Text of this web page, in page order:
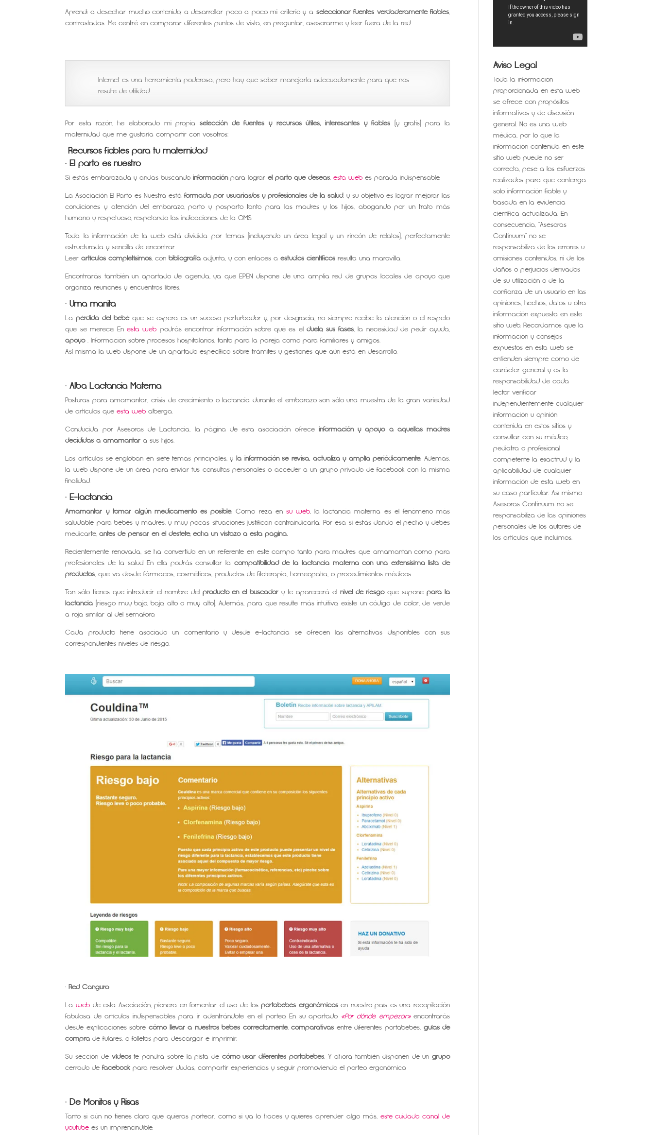
Aprendí a desechar mucho contenido, a desarrollar poco a poco mi criterio y a seleccionar fuentes verdaderamente fiables,
contrastadas. Me centré en comparar diferentes puntos de vista, en preguntar, asesorarme y leer fuera de la red.
Internet es una herramienta poderosa, pero hay que saber manejarla adecuadamente para que nos
resulte de utilidad.
Por esta razón, he elaborado mi propiaselección de fuentes y recursos útiles, interesantes y fiables (y gratis) para la
maternidad que me gustaría compartir con vosotros:
Recursos fiables para tu maternidad
· El parto es nuestro
Si estás embarazada y andas buscandoinformaciónpara lograrel parto que deseas,esta web es parada indispensable.
La Asociación El Parto es Nuestro, está formada por usuarias/os y profesionales de la salud, y su objetivo es lograr mejorar las
condiciones y atención del embarazo, parto y posparto tanto para las madres y los hijos, abogando por un trato más
humano y respetuoso, respetando las indicaciones de la OMS.
Toda la información de la web está dividida por temas (incluyendo un área legal y un rincón de relatos), perfectamente
estructurada y sencilla de encontrar.
Leerartículos completísimos, con bibliografía adjunta, y con enlaces aestudios científicos resulta una maravilla.
Encontrarás también un apartado de agenda, ya que EPEN dispone de una amplia red de grupos locales de apoyo que
organiza reuniones y encuentros libres.
· Uma manita
Lapérdida del bebéque se espera es un suceso perturbador y, por desgracia, no siempre recibe la atención o el respeto
que se merece. Enesta web podrás encontrar información sobre qué es el duelo, sus fases, la necesidad de pedir ayuda,
apoyo. Información sobre procesos hospitalarios, tanto para la pareja como para familiares y amigos.
Así mismo, la web dispone de un apartado específico sobre trámites y gestiones que aún está en desarrollo.
· Alba Lactancia Materna
Posturas para amamantar, crisis de crecimiento o lactancia durante el embarazo son sólo una muestra de la gran variedad
de artículos queesta web alberga.
Conducida por Asesoras de Lactancia, la página de esta asociación ofrece información y apoyo a aquellas madres
decididas a amamantar a sus hijos.
Los artículos se engloban en siete temas principales, yla información se revisa, actualiza y amplía periódicamente. Además,
la web dispone de un área para enviar tus consultas personales o acceder a un grupo privado de facebook con la misma
finalidad.
· E-lactancia
Amamantar y tomar algún medicamento es posible. Como reza en su web, la lactancia materna es el fenómeno más
saludable para bebés y madres, y muy pocas situaciones justifican contraindicarla. Por eso, si estás dando el pecho y debes
medicarte,antes de pensar en el destete, echa un vistazo a esta página.
Recientemente renovada, se ha convertido en un referente en este campo tanto para madres que amamantan como para
profesionales de la salud. En ella podrás consultar la compatibilidad de la lactancia materna con una extensísima lista de
productos, que va desde fármacos, cosméticos, productos de fitoterapia, homeopatía, o procedimientos médicos.
Tan sólo tienes que introducir el nombre del producto en el buscador y te aparecerá el nivel de riesgoque suponepara la
lactancia (riesgo muy bajo, bajo, alto o muy alto). Además, para que resulte más intuitivo, existe un código de color, de verde
a rojo, similar al del semáforo.
Cada producto tiene asociado un comentario y desde e-lactancia se ofrecen las alternativas disponibles con sus
correspondientes niveles de riesgo.
· RedCanguro
La webde esta Asociación, pionera en fomentar el uso de losportabebés ergonómicosen nuestro país es una recopilación
fabulosa de artículos indispensables para ir adentrándote en el porteo. En su apartado «Por dónde empezar» encontrarás
desde explicaciones sobrecómo llevar a nuestros bebés correctamente,comparativas entre diferentes portabebés, guías de
compra de fulares, o folletos para descargar e imprimir.
Su sección de vídeoste pondrá sobre la pista de cómo usar diferentes portabebés. Y ahora también disponen de ungrupo
cerrado defacebook para resolver dudas, compartir experiencias y seguir promoviendo el porteo ergonómico.
· De Monitos y Risas
Tanto si aún no tienes claro que quieras portear, como si ya lo haces y quieres aprender algo más, este cuidado canal de
youtube es un imprencindible.
Aviso Legal
Toda la información
proporcionada en esta web
se ofrece con propósitos
informativos y de discusión
general. No es una web
médica, por lo que la
información contenida en este
sitio web puede no ser
correcta, pese a los esfuerzos
realizados para que contenga
solo información fiable y
basada en la evidencia
científica actualizada. En
consecuencia, “Asesoras
Continuum” no se
responsabiliza de los errores u
omisiones contenidos, ni de los
daños o perjuicios derivados
de su utilización o de la
confianza de un usuario en las
opiniones, hechos, datos u otra
información expuesta en este
sitio web. Recordamos que la
información y consejos
expuestos en esta web se
entienden siempre como de
carácter general y es la
responsabilidad de cada
lector verificar
independientemente cualquier
información u opinión
contenida en estos sitios y
consultar con su médico,
pediatra o profesional
competente la exactitud y la
aplicabilidad de cualquier
información de esta web en
su caso particular. Así mismo
Asesoras Continuum no se
responsabiliza de las opiniones
personales de los autores de
los artículos que incluimos.